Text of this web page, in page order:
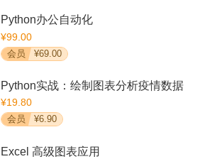
Python办公自动化
¥99.00
会员 ¥69.00
Python实战：绘制图表分析疫情数据
¥19.80
会员 ¥6.90
Excel 高级图表应用